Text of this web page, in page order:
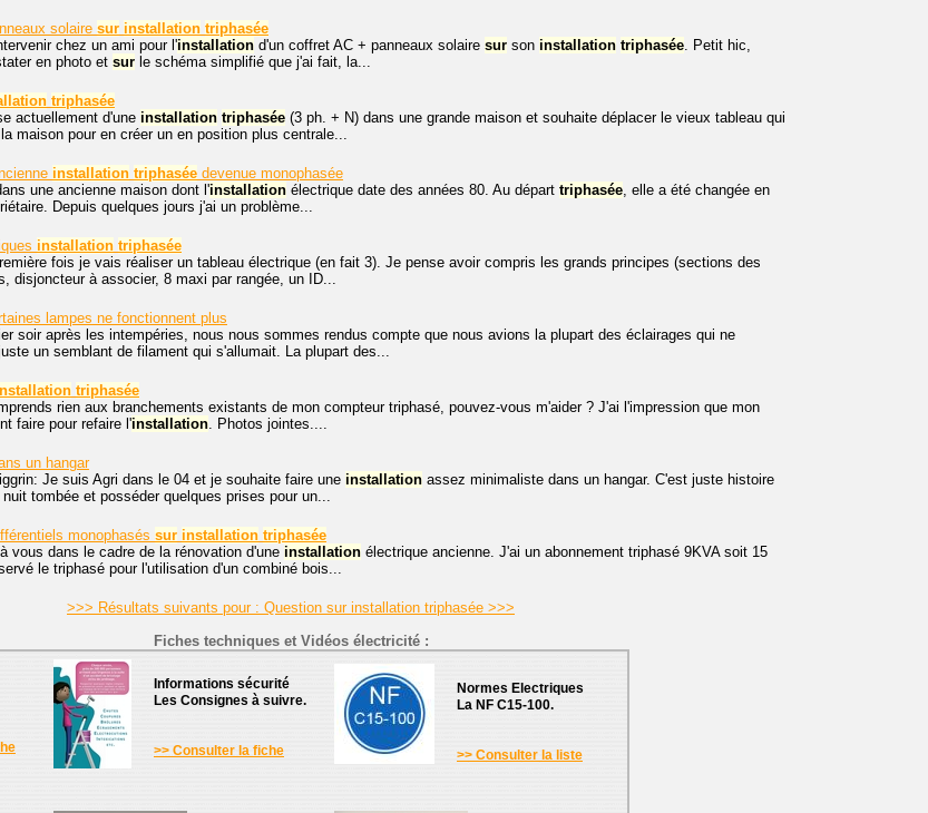
solaire sur installation triphasée
chez un ami pour l'installation d'un coffret AC + panneaux solaire sur son installation triphasée. Petit hic,
en photo et sur le schéma simplifié que j'ai fait, la...
triphasée
actuellement d'une installation triphasée (3 ph. + N) dans une grande maison et souhaite déplacer le vieux tableau qui
maison pour en créer un en position plus centrale...
installation triphasée devenue monophasée
une ancienne maison dont l'installation électrique date des années 80. Au départ triphasée, elle a été changée en
Depuis quelques jours j'ai un problème...
installation triphasée
fois je vais réaliser un tableau électrique (en fait 3). Je pense avoir compris les grands principes (sections des
disjoncteur à associer, 8 maxi par rangée, un ID...
lampes ne fonctionnent plus
soir après les intempéries, nous nous sommes rendus compte que nous avions la plupart des éclairages qui ne
un semblant de filament qui s'allumait. La plupart des...
triphasée
rien aux branchements existants de mon compteur triphasé, pouvez-vous m'aider ? J'ai l'impression que mon
faire pour refaire l'installation. Photos jointes....
un hangar
Je suis Agri dans le 04 et je souhaite faire une installation assez minimaliste dans un hangar. C'est juste histoire
tombée et posséder quelques prises pour un...
monophasés sur installation triphasée
vous dans le cadre de la rénovation d'une installation électrique ancienne. J'ai un abonnement triphasé 9KVA soit 15
le triphasé pour l'utilisation d'un combiné bois...
>>> Résultats suivants pour : Question sur installation triphasée >>>
Fiches techniques et Vidéos électricité :
Informations sécurité
Les Consignes à suivre.
>> Consulter la fiche
Normes Electriques
La NF C15-100.
>> Consulter la liste